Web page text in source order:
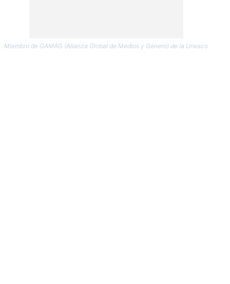
Miembro de GAMAG (Alianza Global de Medios y Género) de la Unesco